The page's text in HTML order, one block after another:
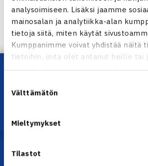
analysoimiseen. Lisäksi jaamme
mainosalan ja analytiikka-alan
tietoja siitä, miten käytät
Kumppanimme voivat yhdistää näitä
tietoihin, joita olet antanut heille tai
kun olet käyttänyt heidän
valinta
Välttämätön
Mieltymykset
Tilastot
Jaa:
← Edellinen
Seuraava uutinen: 11
Lataa OmaTennis!